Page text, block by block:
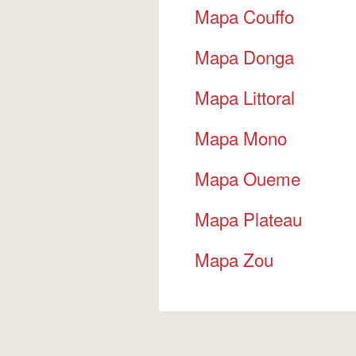
Mapa Couffo
Mapa Donga
Mapa Littoral
Mapa Mono
Mapa Oueme
Mapa Plateau
Mapa Zou